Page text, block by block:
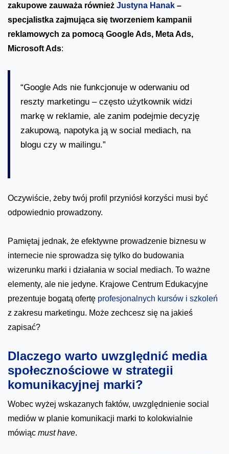
zakupowe zauważa również Justyna Hanak –
specjalistka zajmująca się tworzeniem kampanii
reklamowych za pomocą Google Ads, Meta Ads,
Microsoft Ads:
“Google Ads nie funkcjonuje w oderwaniu od
reszty marketingu – często użytkownik widzi
markę w reklamie, ale zanim podejmie decyzję
zakupową, napotyka ją w social mediach, na
blogu czy w mailingu.”
Oczywiście, żeby twój profil przyniósł korzyści musi być
odpowiednio prowadzony.
Pamiętaj jednak, że efektywne prowadzenie biznesu w
internecie nie sprowadza się tylko do budowania
wizerunku marki i działania w social mediach. To ważne
elementy, ale nie jedyne. Krajowe Centrum Edukacyjne
prezentuje bogatą ofertę profesjonalnych kursów i szkoleń
z zakresu marketingu. Może zechcesz się na jakieś
zapisać?
Dlaczego warto uwzględnić media
społecznościowe w strategii
komunikacyjnej marki?
Wobec wyżej wskazanych faktów, uwzględnienie social
mediów w planie komunikacji marki to kolokwialnie
mówiąc must have.